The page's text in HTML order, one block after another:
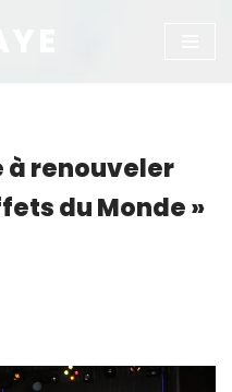
à renouveler
du Monde »